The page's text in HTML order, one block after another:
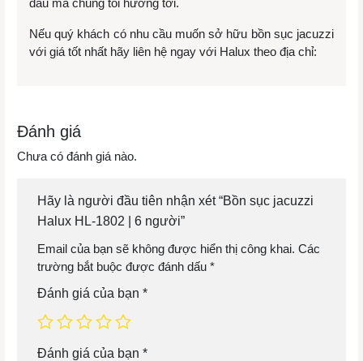
Nếu quý khách có nhu cầu muốn sở hữu bồn sục jacuzzi
với giá tốt nhất hãy liên hệ ngay với Halux theo địa chỉ:
Đánh giá
Chưa có đánh giá nào.
Hãy là người đầu tiên nhận xét “Bồn sục jacuzzi
Halux HL-1802 | 6 người”
Email của bạn sẽ không được hiển thị công khai. Các
trường bắt buộc được đánh dấu *
Đánh giá của bạn *
Đánh giá của bạn *